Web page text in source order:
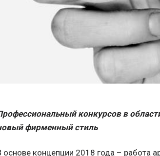
конкурсов в
фирменный стиль
основе концепции 2018 года – работа